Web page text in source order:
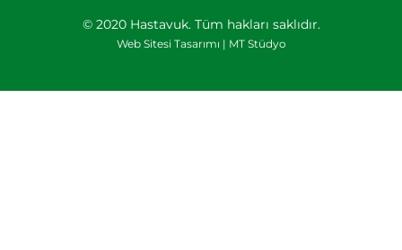
© 2020 Hastavuk. Tüm hakları saklıdır.
Web Sitesi Tasarımı | MT Stüdyo